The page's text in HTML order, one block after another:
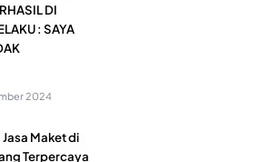
DI
: SAYA
2024
Maket di
Terpercaya